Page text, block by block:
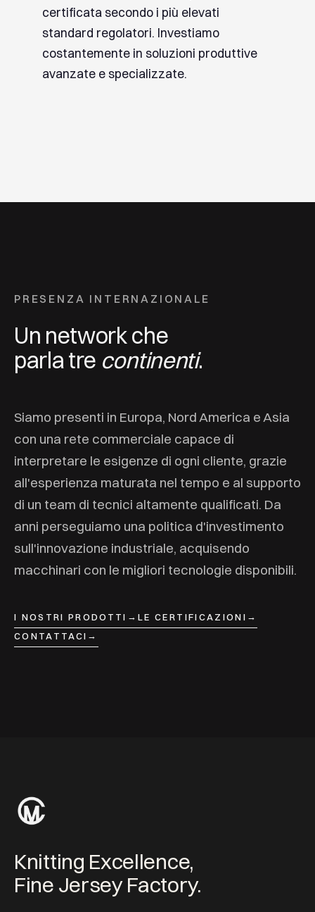
certificata secondo i più elevati
standard regolatori. Investiamo
costantemente in soluzioni produttive
avanzate e specializzate.
PRESENZA INTERNAZIONALE
Un network che
parla tre continenti.
Siamo presenti in Europa, Nord America e Asia
con una rete commerciale capace di
interpretare le esigenze di ogni cliente, grazie
all'esperienza maturata nel tempo e al supporto
di un team di tecnici altamente qualificati. Da
anni perseguiamo una politica d'investimento
sull'innovazione industriale, acquisendo
macchinari con le migliori tecnologie disponibili.
I NOSTRI PRODOTTI →LE CERTIFICAZIONI →
CONTATTACI →
Knitting Excellence,
Fine Jersey Factory.